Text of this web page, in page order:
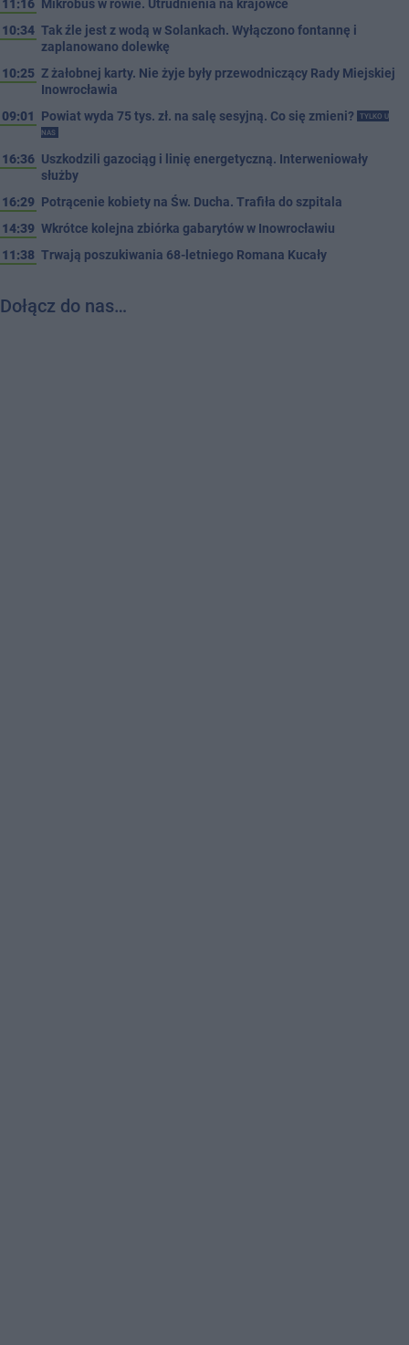
11:16
Mikrobus w rowie. Utrudnienia na krajówce
10:34 Tak źle jest z wodą w Solankach. Wyłączono fontannę i
zaplanowano dolewkę
10:25 Z żałobnej karty. Nie żyje były przewodniczący Rady Miejskiej
Inowrocławia
09:01
Powiat wyda 75 tys. zł. na salę sesyjną. Co się zmieni?
TYLKO U
NAS
16:36 Uszkodzili gazociąg i linię energetyczną. Interweniowały
służby
16:29 Potrącenie kobiety na Św. Ducha. Trafiła do szpitala
14:39 Wkrótce kolejna zbiórka gabarytów w Inowrocławiu
11:38 Trwają poszukiwania 68-letniego Romana Kucały
Dołącz do nas…